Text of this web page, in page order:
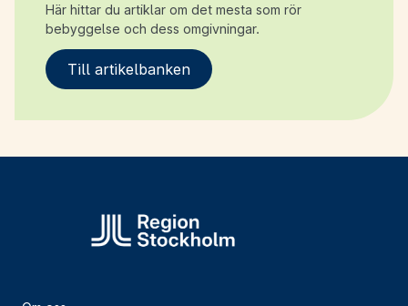
Här hittar du artiklar om det mesta som rör
bebyggelse och dess omgivningar.
Till artikelbanken